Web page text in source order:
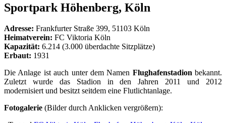
Sportpark Höhenberg, Köln
Adresse: Frankfurter Straße 399, 51103 Köln
Heimatverein: FC Viktoria Köln
Kapazität: 6.214 (3.000 überdachte Sitzplätze)
Erbaut: 1931
Die Anlage ist auch unter dem Namen Flughafenstadionbekannt.
Zuletzt wurde das Stadion in den Jahren 2011 und 2012
modernisiert und besitzt seitdem eine Flutlichtanlage.
Fotogalerie (Bilder durch Anklicken vergrößern):